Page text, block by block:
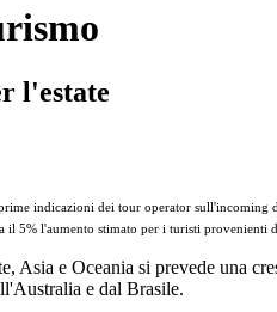
l'estate
indicazioni dei tour operator sull'incoming
il 5% l'aumento stimato per i turisti provenienti
Asia e Oceania si prevede una
e dal Brasile.